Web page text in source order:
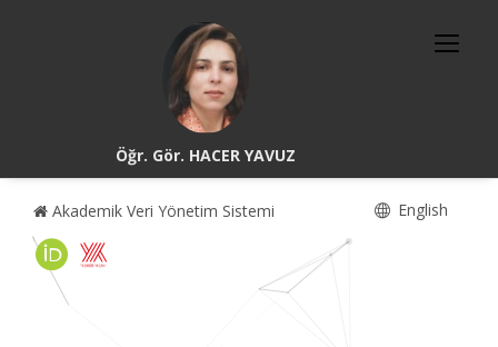
Öğr. Gör. HACER YAVUZ
Akademik Veri Yönetim Sistemi English